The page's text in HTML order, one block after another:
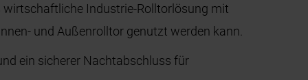
wirtschaftliche Industrie-Rolltorlösung mit
und Außenrolltor genutzt werden kann.
ein sicherer Nachtabschluss für